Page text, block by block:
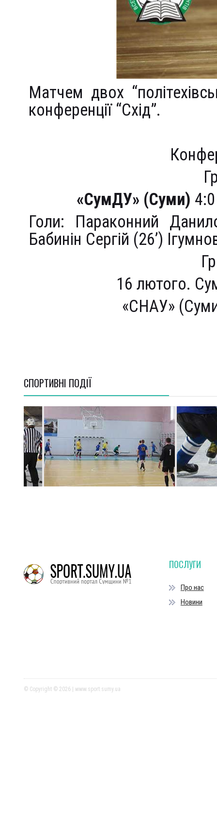
Матчем двох
конференції “Схід”.
«СумДУ» (Суми)
Голи: Параконний
Бабинін Сергій (26’)
16 лютого.
«СНАУ»
СПОРТИВНI ПОДІЇ
ПОСЛУГИ
Про нас
Новини
© Copyright © 2026 | www.sport.sumy.ua